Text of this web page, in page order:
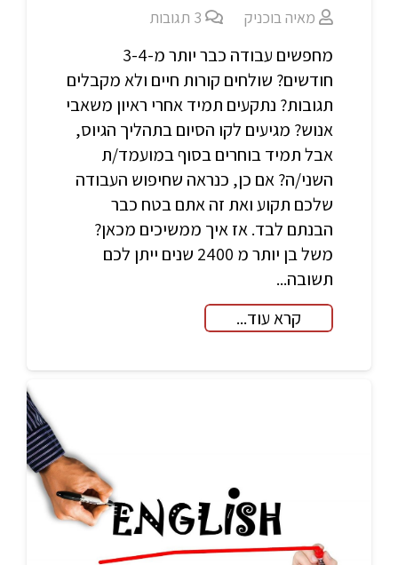
מאיה בוכניק 3 תגובות
מחפשים עבודה כבר יותר מ-3-4
חודשים? שולחים קורות חיים ולא מקבלים
תגובות? נתקעים תמיד אחרי ראיון משאבי
אנוש? מגיעים לקו הסיום בתהליך הגיוס,
אבל תמיד בוחרים בסוף במועמד/ת
השני/ה? אם כן, כנראה שחיפוש העבודה
שלכם תקוע ואת זה אתם בטח כבר
הבנתם לבד. אז איך ממשיכים מכאן?
משל בן יותר מ 2400 שנים ייתן לכם
תשובה...
קרא עוד...